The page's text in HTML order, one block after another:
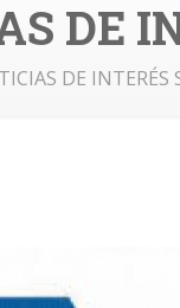
DE
DE INTERÉS